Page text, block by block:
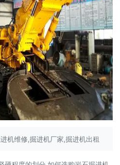
机维修,掘进机厂家,掘进机出租